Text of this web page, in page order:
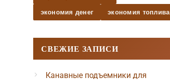
экономия денег экономия топлива
СВЕЖИЕ ЗАПИСИ
Канавные подъемники для